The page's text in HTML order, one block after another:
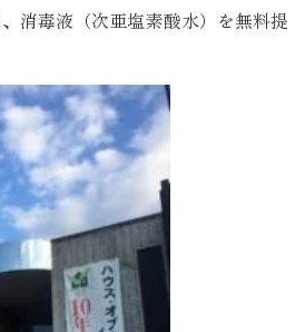
消毒液（次亜塩素酸水）を無料提